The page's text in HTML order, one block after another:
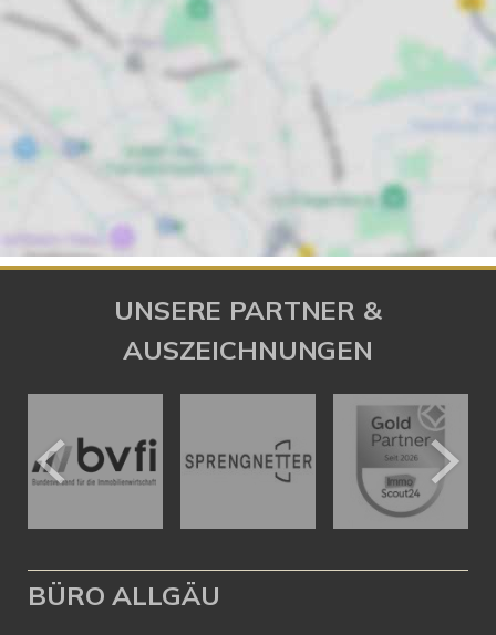
UNSERE PARTNER &
AUSZEICHNUNGEN
BÜRO ALLGÄU